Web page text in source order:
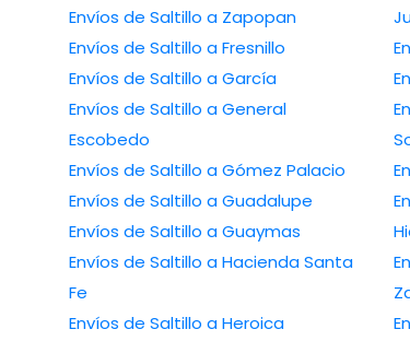
Envíos de Saltillo a Zapopan
Envíos de Saltillo a Fresnillo
Envíos de Saltillo a García
Envíos de Saltillo a General
Escobedo
Envíos de Saltillo a Gómez Palacio
Envíos de Saltillo a Guadalupe
Envíos de Saltillo a Guaymas
Envíos de Saltillo a Hacienda Santa
Fe
Envíos de Saltillo a Heroica